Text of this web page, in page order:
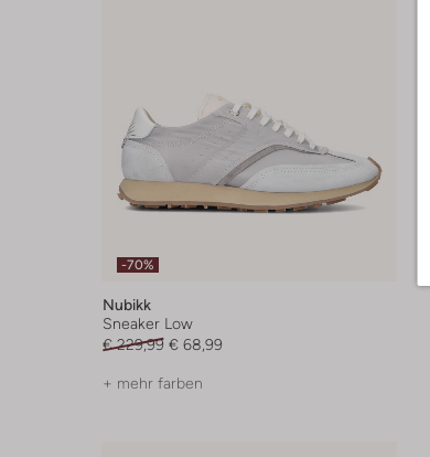
-70%
Nubikk
Sneaker Low
€ 229,99 € 68,99
+ mehr farben